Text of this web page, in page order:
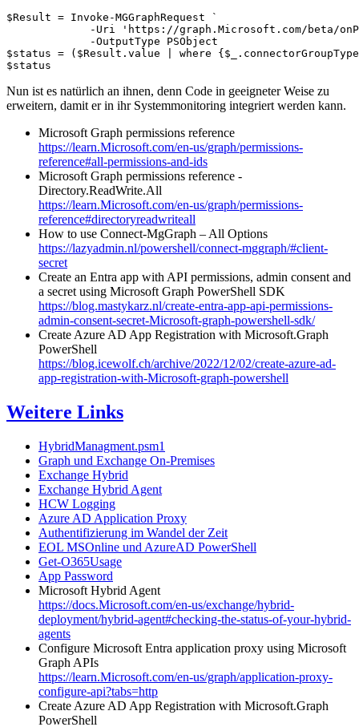
$Result = Invoke-MGGraphRequest `
-Uri 'https://graph.Microsoft.com/beta/
             -OutputType PSObject
$status = ($Result.value | where
Nun ist es natürlich an ihnen, denn Code in geeigneter Weise zu
erweitern, damit er in ihr Systemmonitoring integriert werden kann.
Microsoft Graph permissions reference
https://learn.Microsoft.com/en-us/graph/permissions-
reference#all-permissions-and-ids
Microsoft Graph permissions reference -
Directory.ReadWrite.All
https://learn.Microsoft.com/en-us/graph/permissions-
reference#directoryreadwriteall
How to use Connect-MgGraph – All Options
https://lazyadmin.nl/powershell/connect-mggraph/#client-
secret
Create an Entra app with API permissions, admin consent and
a secret using Microsoft Graph PowerShell SDK
https://blog.mastykarz.nl/create-entra-app-api-permissions-
admin-consent-secret-Microsoft-graph-powershell-sdk/
Create Azure AD App Registration with Microsoft.Graph
PowerShell
https://blog.icewolf.ch/archive/2022/12/02/create-azure-ad-
app-registration-with-Microsoft-graph-powershell
Weitere Links
HybridManagment.psm1
Graph und Exchange On-Premises
Exchange Hybrid
Exchange Hybrid Agent
HCW Logging
Azure AD Application Proxy
Authentifizierung im Wandel der Zeit
EOL MSOnline und AzureAD PowerShell
Get-O365Usage
App Password
Microsoft Hybrid Agent
https://docs.Microsoft.com/en-us/exchange/hybrid-
deployment/hybrid-agent#checking-the-status-of-your-hybrid-
agents
Configure Microsoft Entra application proxy using Microsoft
Graph APIs
https://learn.Microsoft.com/en-us/graph/application-proxy-
configure-api?tabs=http
Create Azure AD App Registration with Microsoft.Graph
PowerShell